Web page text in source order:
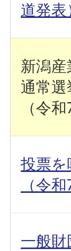
道発表
新潟
通常
（令
投票
（令
一般